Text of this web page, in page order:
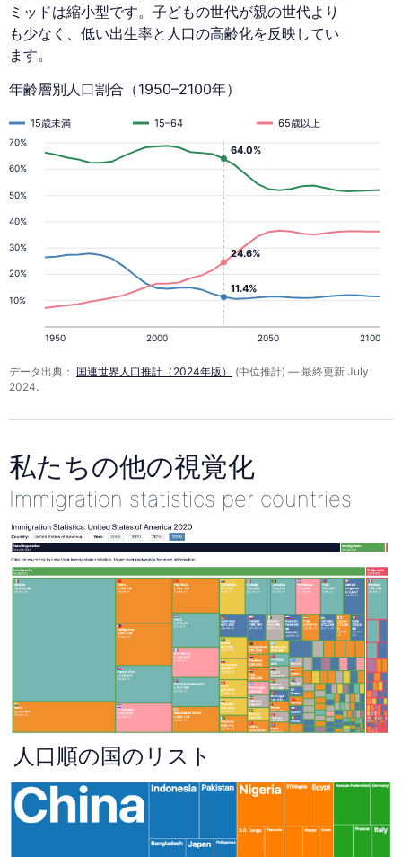
ミッドは縮小型です。子どもの世代が親の世代より
も少なく、低い出生率と人口の高齢化を反映してい
ます。
年齢層別人口割合（1950–2100年）
10%
20%
30%
40%
50%
60%
70%
1950 2000 2050 2100
15歳未満 15–64 65歳以上
11.4%
24.6%
64.0%
データ出典： 国連世界人口推計（2024年版）
(中位推計) — 最終更新 July
2024.
私たちの他の視覚化
Immigration statistics per countries
人口順の国のリスト